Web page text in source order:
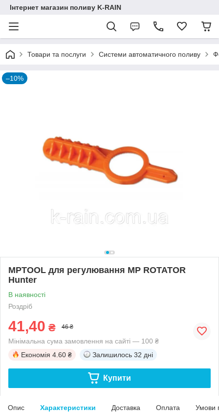
Інтернет магазин поливу K-RAIN
Товари та послуги Системи автоматичного поливу
–10%
MPTOOL для регулювання MP ROTATOR
Hunter
В наявності
Роздріб
41,40 ₴ 46 ₴
Мінімальна сума замовлення на сайті — 100 ₴
Економія 4.60 ₴ Залишилось 32 дні
Купити
Опис Характеристики Доставка Оплата Умови